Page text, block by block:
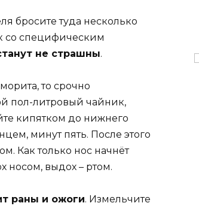
бросите туда несколько
со специфическим
не страшны.
то срочно
пол-литровый чайник,
кипятком до нижнего
минут пять. После этого
Как только нос начнёт
носом, выдох – ртом.
раны и ожоги. Измельчите